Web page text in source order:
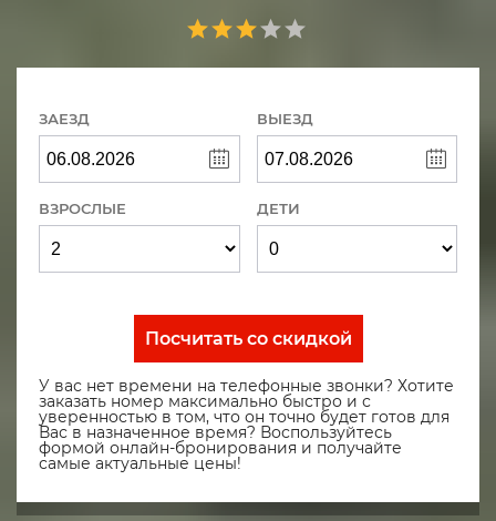
ЗАЕЗД ВЫЕЗД
ВЗРОСЛЫЕ ДЕТИ
Посчитать со скидкой
У вас нет времени на телефонные звонки? Хотите
заказать номер максимально быстро и с
уверенностью в том, что он точно будет готов для
Вас в назначенное время? Воспользуйтесь
формой онлайн-бронирования и получайте
самые актуальные цены!